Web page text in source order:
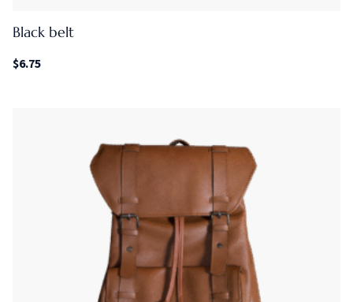
Black belt
$6.75